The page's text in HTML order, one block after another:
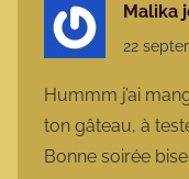
Malika
22
Hummm j’ai
ton gâteau, à
Bonne soirée